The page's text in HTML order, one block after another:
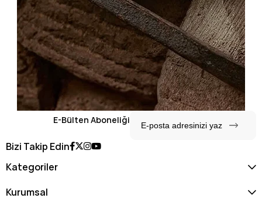
E-Bülten Aboneliği
Bizi Takip Edin
Kategoriler
Kurumsal